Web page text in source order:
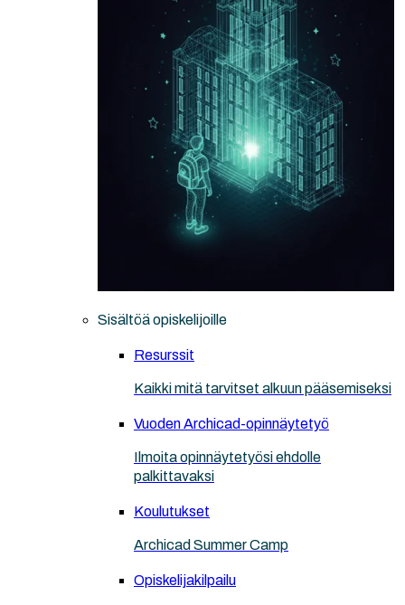
Sisältöä opiskelijoille
Resurssit
Kaikki mitä tarvitset alkuun pääsemiseksi
Vuoden Archicad-opinnäytetyö
Ilmoita opinnäytetyösi ehdolle
palkittavaksi
Koulutukset
Archicad Summer Camp
Opiskelijakilpailu